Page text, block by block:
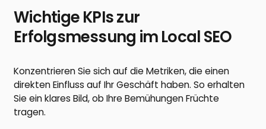
Wichtige KPIs zur
Erfolgsmessung im Local SEO
Konzentrieren Sie sich auf die Metriken, die einen
direkten Einfluss auf Ihr Geschäft haben. So erhalten
Sie ein klares Bild, ob Ihre Bemühungen Früchte
tragen.